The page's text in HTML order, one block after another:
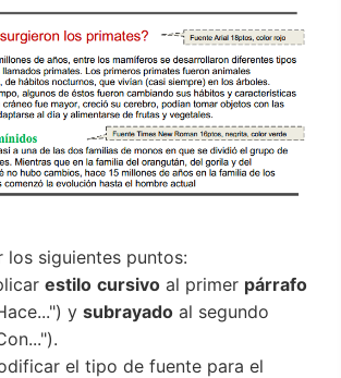
los siguientes puntos:
estilo cursivo al primer párrafo
y subrayado al segundo
el tipo de fuente para el